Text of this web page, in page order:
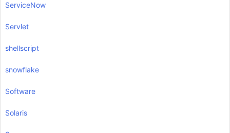
ServiceNow
Servlet
shellscript
snowflake
Software
Solaris